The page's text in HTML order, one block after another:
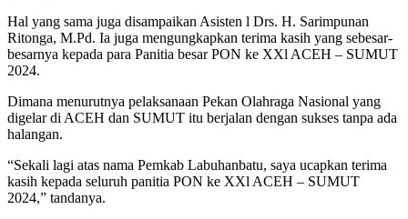
Hal yang sama juga disampaikan Asisten l Drs. H. Sarimpunan
Ritonga, M.Pd. Ia juga mengungkapkan terima kasih yang sebesar-
besarnya kepada para Panitia besar PON ke XXl ACEH – SUMUT
2024.
Dimana menurutnya pelaksanaan Pekan Olahraga Nasional yang
digelar di ACEH dan SUMUT itu berjalan dengan sukses tanpa ada
halangan.
“Sekali lagi atas nama Pemkab Labuhanbatu, saya ucapkan terima
kasih kepada seluruh panitia PON ke XXl ACEH – SUMUT
2024,” tandanya.